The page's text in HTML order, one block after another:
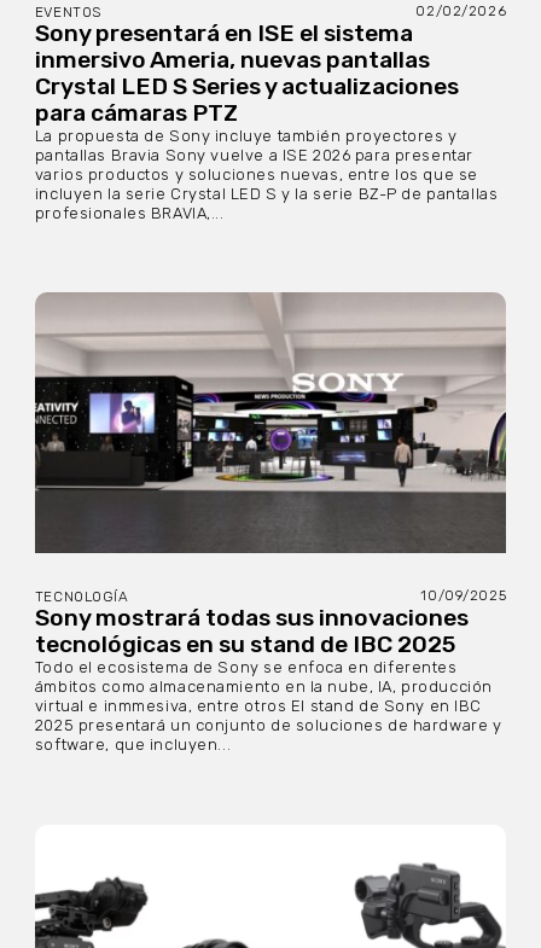
EVENTOS 02/02/2026
Sony presentará en ISE el sistema
inmersivo Ameria, nuevas pantallas
Crystal LED S Series y actualizaciones
para cámaras PTZ
La propuesta de Sony incluye también proyectores y
pantallas Bravia Sony vuelve a ISE 2026 para presentar
varios productos y soluciones nuevas, entre los que se
incluyen la serie Crystal LED S y la serie BZ-P de pantallas
profesionales BRAVIA,...
TECNOLOGÍA 10/09/2025
Sony mostrará todas sus innovaciones
tecnológicas en su stand de IBC 2025
Todo el ecosistema de Sony se enfoca en diferentes
ámbitos como almacenamiento en la nube, IA, producción
virtual e inmmesiva, entre otros El stand de Sony en IBC
2025 presentará un conjunto de soluciones de hardware y
software, que incluyen...